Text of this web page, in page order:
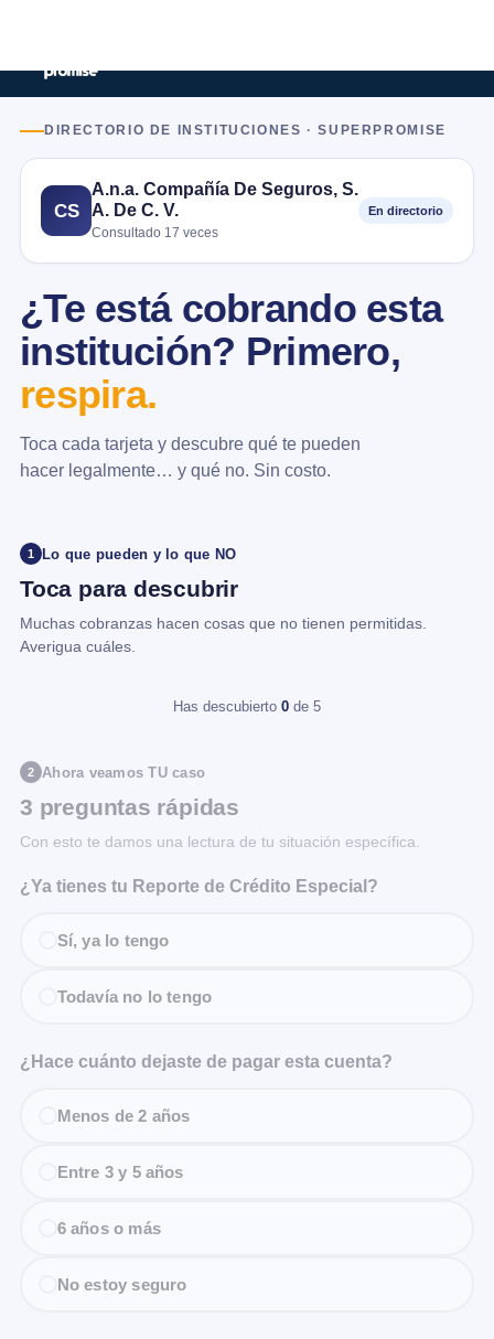
DIRECTORIO DE INSTITUCIONES · SUPERPROMISE
CS
A.n.a. Compañía De Seguros, S.
A. De C. V.
Consultado 17 veces
En directorio
¿Te está cobrando esta
institución? Primero,
respira.
Toca cada tarjeta y descubre qué te pueden
hacer legalmente… y qué no. Sin costo.
1 Lo que pueden y lo que NO
Toca para descubrir
Muchas cobranzas hacen cosas que no tienen permitidas.
Averigua cuáles.
Has descubierto 0 de 5
2 Ahora veamos TU caso
3 preguntas rápidas
Con esto te damos una lectura de tu situación específica.
¿Ya tienes tu Reporte de Crédito Especial?
Sí, ya lo tengo
Todavía no lo tengo
¿Hace cuánto dejaste de pagar esta cuenta?
Menos de 2 años
Entre 3 y 5 años
6 años o más
No estoy seguro